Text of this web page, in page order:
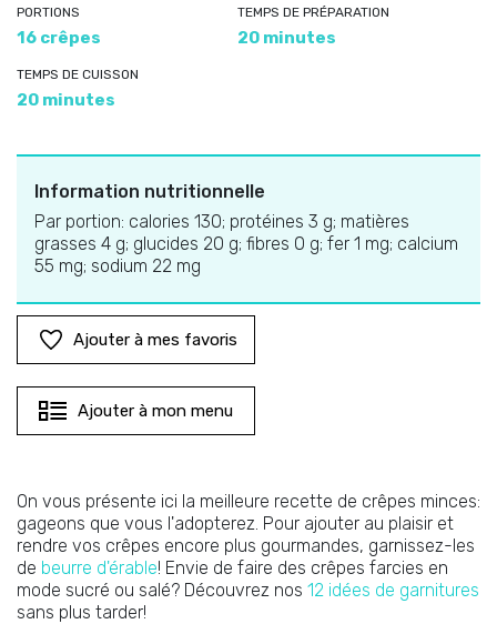
PORTIONS
16 crêpes
TEMPS DE PRÉPARATION
20 minutes
TEMPS DE CUISSON
20 minutes
Information nutritionnelle
Par portion: calories 130; protéines 3 g; matières
grasses 4 g; glucides 20 g; fibres 0 g; fer 1 mg; calcium
55 mg; sodium 22 mg
Ajouter à mes favoris
Ajouter à mon menu
On vous présente ici la meilleure recette de crêpes minces:
gageons que vous l'adopterez. Pour ajouter au plaisir et
rendre vos crêpes encore plus gourmandes, garnissez-les
de beurre d'érable! Envie de faire des crêpes farcies en
mode sucré ou salé? Découvrez nos 12 idées de garnitures
sans plus tarder!